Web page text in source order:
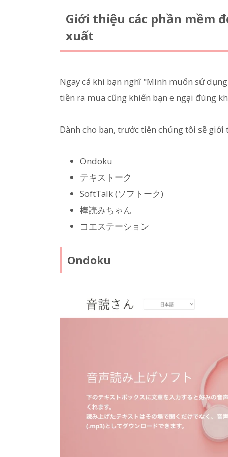
Giới thiệu các phần mềm
xuất
Ngay cả khi bạn nghĩ "Mình muốn sử
tiền ra mua cũng khiến bạn e ngại đúng
Dành cho bạn, trước tiên chúng tôi sẽ
Ondoku
テキストーク
SoftTalk (ソフトーク)
棒読みちゃん
コエステーション
Ondoku